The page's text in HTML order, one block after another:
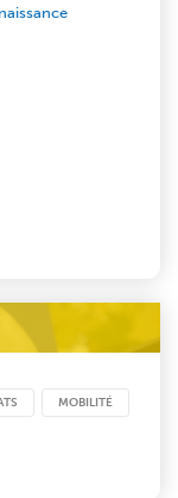
MOBILITÉ